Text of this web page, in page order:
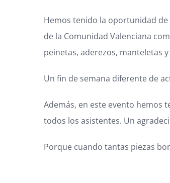
Hemos tenido la oportunidad
de la Comunidad Valenciana
peinetas, aderezos, manteletas y
Un fin de semana diferente de
Además, en este evento hemos
todos los asistentes. Un
Porque cuando tantas piezas